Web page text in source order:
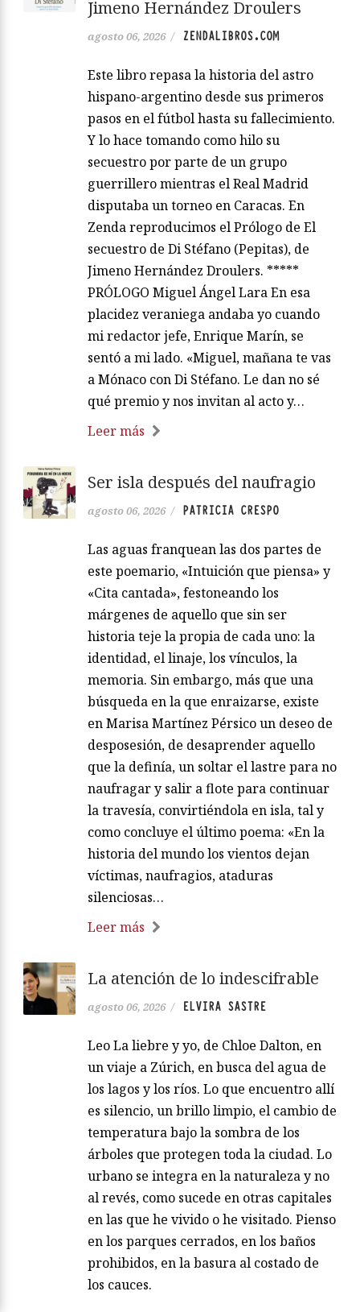
Jimeno Hernández Droulers
agosto 06, 2026 / ZENDALIBROS.COM
Este libro repasa la historia del astro
hispano-argentino desde sus primeros
pasos en el fútbol hasta su fallecimiento.
Y lo hace tomando como hilo su
secuestro por parte de un grupo
guerrillero mientras el Real Madrid
disputaba un torneo en Caracas. En
Zenda reproducimos el Prólogo de El
secuestro de Di Stéfano (Pepitas), de
Jimeno Hernández Droulers. *****
PRÓLOGO Miguel Ángel Lara En esa
placidez veraniega andaba yo cuando
mi redactor jefe, Enrique Marín, se
sentó a mi lado. «Miguel, mañana te vas
a Mónaco con Di Stéfano. Le dan no sé
qué premio y nos invitan al acto y…
Leer más
Ser isla después del naufragio
agosto 06, 2026 / PATRICIA CRESPO
Las aguas franquean las dos partes de
este poemario, «Intuición que piensa» y
«Cita cantada», festoneando los
márgenes de aquello que sin ser
historia teje la propia de cada uno: la
identidad, el linaje, los vínculos, la
memoria. Sin embargo, más que una
búsqueda en la que enraizarse, existe
en Marisa Martínez Pérsico un deseo de
desposesión, de desaprender aquello
que la definía, un soltar el lastre para no
naufragar y salir a flote para continuar
la travesía, convirtiéndola en isla, tal y
como concluye el último poema: «En la
historia del mundo los vientos dejan
víctimas, naufragios, ataduras
silenciosas…
Leer más
La atención de lo indescifrable
agosto 06, 2026 / ELVIRA SASTRE
Leo La liebre y yo, de Chloe Dalton, en
un viaje a Zúrich, en busca del agua de
los lagos y los ríos. Lo que encuentro allí
es silencio, un brillo limpio, el cambio de
temperatura bajo la sombra de los
árboles que protegen toda la ciudad. Lo
urbano se integra en la naturaleza y no
al revés, como sucede en otras capitales
en las que he vivido o he visitado. Pienso
en los parques cerrados, en los baños
prohibidos, en la basura al costado de
los cauces.